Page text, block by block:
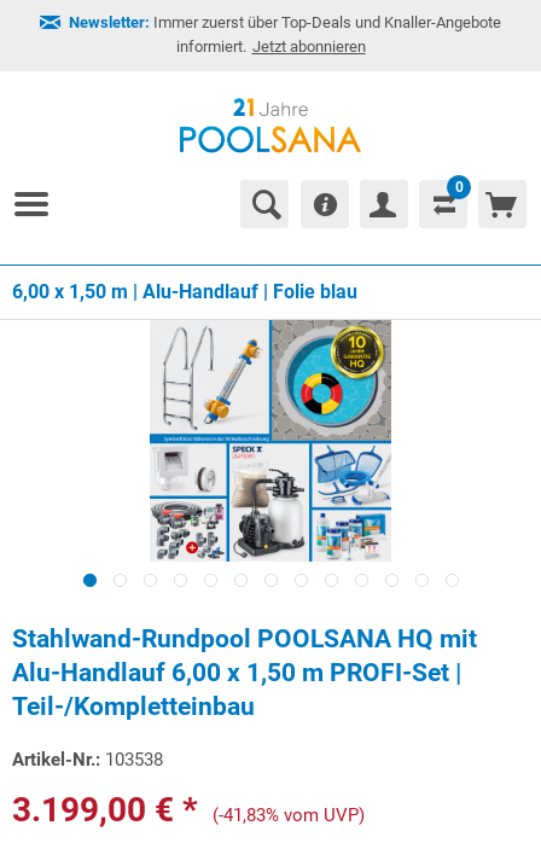
Newsletter: Immer zuerst über Top-Deals und Knaller-Angebote
informiert. Jetzt abonnieren
0
6,00 x 1,50 m | Alu-Handlauf | Folie blau
Stahlwand-Rundpool POOLSANA HQ mit
Alu-Handlauf 6,00 x 1,50 m PROFI-Set |
Teil-/Kompletteinbau
Artikel-Nr.: 103538
3.199,00 € *
(-41,83% vom UVP)